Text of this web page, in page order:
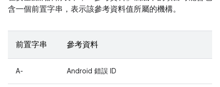
含一個前置字串，表示該參考資料值所屬的機構。
前置字串 參考資料
A- Android 錯誤 ID